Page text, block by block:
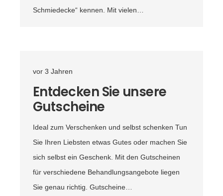
Schmiedecke“ kennen. Mit vielen…
vor 3 Jahren
Entdecken Sie unsere
Gutscheine
Ideal zum Verschenken und selbst schenken Tun
Sie Ihren Liebsten etwas Gutes oder machen Sie
sich selbst ein Geschenk. Mit den Gutscheinen
für verschiedene Behandlungsangebote liegen
Sie genau richtig. Gutscheine…